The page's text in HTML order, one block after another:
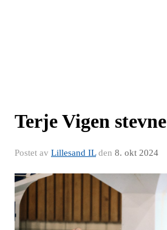
Terje Vigen stevne
Postet av Lillesand ILden 8. okt 2024